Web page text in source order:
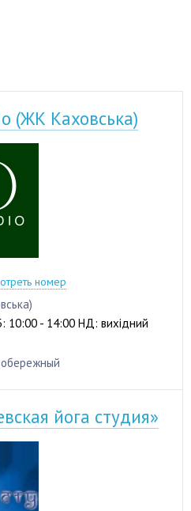
(ЖК Каховська)
номер
10:00 - 14:00 НД: вихідний
йога студия»